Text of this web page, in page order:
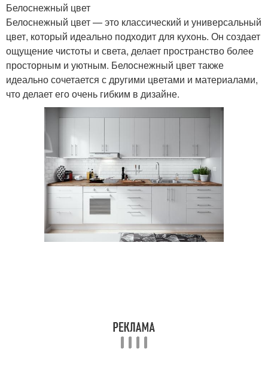
Белоснежный цвет
Белоснежный цвет — это классический и универсальный
цвет, который идеально подходит для кухонь. Он создает
ощущение чистоты и света, делает пространство более
просторным и уютным. Белоснежный цвет также
идеально сочетается с другими цветами и материалами,
что делает его очень гибким в дизайне.